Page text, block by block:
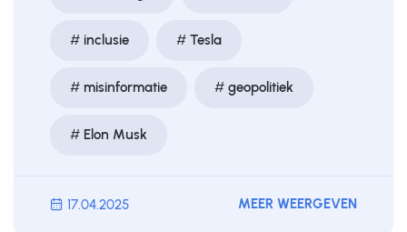
inclusie Tesla
misinformatie geopolitiek
Elon Musk
17.04.2025 MEER WEERGEVEN